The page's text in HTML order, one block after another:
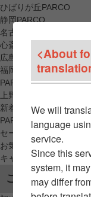
ひばりが丘PARCO
静岡PARCO
名古屋PARCO
心斎橋PARCO
広島PARCO
福岡PARCO
PARCO_ya
上野
新着アイテムから探す
PARCO限定アイテムか
セールアイテムから探す
お気に入りから探す
キャンペーン/クーポン
ご利用案内
<About
We will
language
service.
Since this
system, it
may differ